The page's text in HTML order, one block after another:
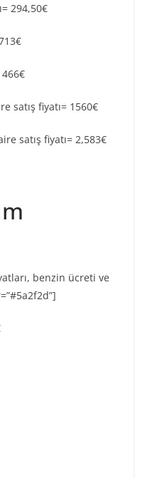
294,50€
satış fiyatı= 1560€
satış fiyatı= 2,583€
benzin ücreti ve